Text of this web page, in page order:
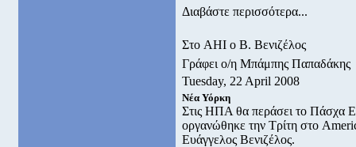
Διαβάστε περισσότερα...
Στο AHI ο Β. Βενιζέλος
Γράφει ο/η Μπάμπης Παπαδάκης
Tuesday, 22 April 2008
Νέα Υόρκη
Στις ΗΠΑ θα περάσει το Πάσχα
οργανώθηκε την Τρίτη στο
Ευάγγελος Βενιζέλος.